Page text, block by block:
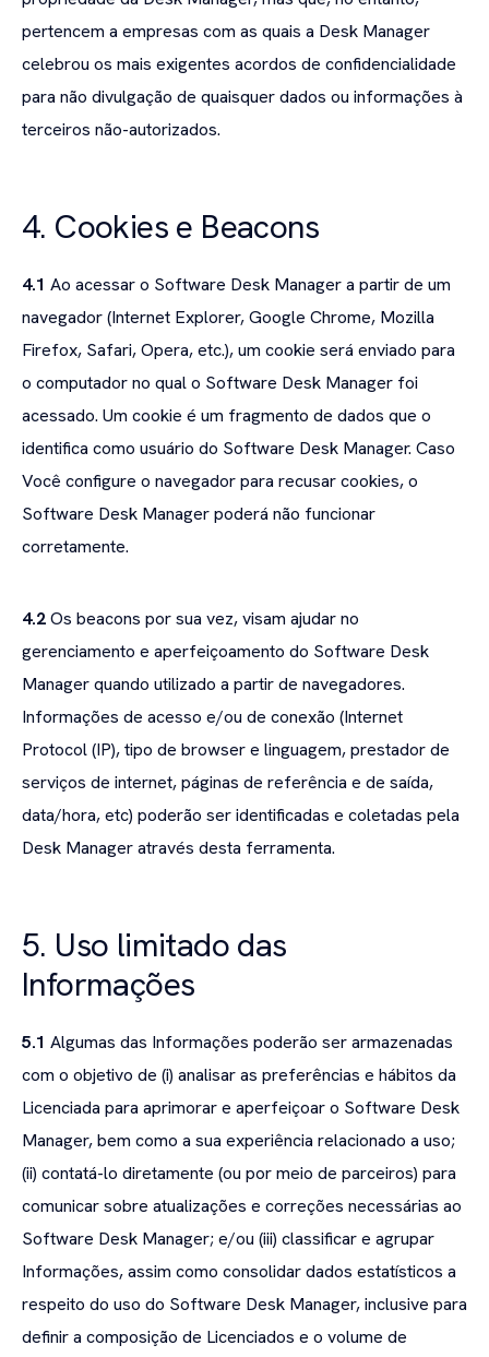
pertencem a empresas com as quais a Desk Manager
celebrou os mais exigentes acordos de confidencialidade
para não divulgação de quaisquer dados ou informações à
terceiros não-autorizados.
4. Cookies e Beacons
4.1 Ao acessar o Software Desk Manager a partir de um
navegador (Internet Explorer, Google Chrome, Mozilla
Firefox, Safari, Opera, etc.), um cookie será enviado para
o computador no qual o Software Desk Manager foi
acessado. Um cookie é um fragmento de dados que o
identifica como usuário do Software Desk Manager. Caso
Você configure o navegador para recusar cookies, o
Software Desk Manager poderá não funcionar
corretamente.
4.2Os beacons por sua vez, visam ajudar no
gerenciamento e aperfeiçoamento do Software Desk
Manager quando utilizado a partir de navegadores.
Informações de acesso e/ou de conexão (Internet
Protocol (IP), tipo de browser e linguagem, prestador de
serviços de internet, páginas de referência e de saída,
data/hora, etc) poderão ser identificadas e coletadas pela
Desk Manager através desta ferramenta.
5. Uso limitado das
Informações
5.1 Algumas das Informações poderão ser armazenadas
com o objetivo de (i) analisar as preferências e hábitos da
Licenciada para aprimorar e aperfeiçoar o Software Desk
Manager, bem como a sua experiência relacionado a uso;
(ii) contatá-lo diretamente (ou por meio de parceiros) para
comunicar sobre atualizações e correções necessárias ao
Software Desk Manager; e/ou (iii) classificar e agrupar
Informações, assim como consolidar dados estatísticos a
respeito do uso do Software Desk Manager, inclusive para
definir a composição de Licenciados e o volume de